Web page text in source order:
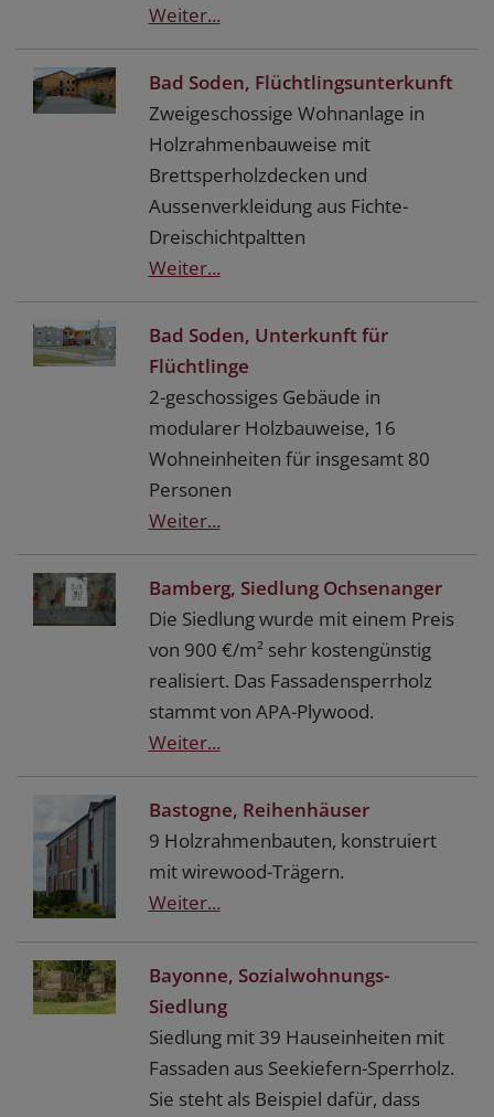
Weiter...
Bad Soden, Flüchtlingsunterkunft
Zweigeschossige Wohnanlage in
Holzrahmenbauweise mit
Brettsperholzdecken und
Aussenverkleidung aus Fichte-
Dreischichtpaltten
Weiter...
Bad Soden, Unterkunft für
Flüchtlinge
2-geschossiges Gebäude in
modularer Holzbauweise, 16
Wohneinheiten für insgesamt 80
Personen
Weiter...
Bamberg, Siedlung Ochsenanger
Die Siedlung wurde mit einem Preis
von 900 €/m² sehr kostengünstig
realisiert. Das Fassadensperrholz
stammt von APA-Plywood.
Weiter...
Bastogne, Reihenhäuser
9 Holzrahmenbauten, konstruiert
mit wirewood-Trägern.
Weiter...
Bayonne, Sozialwohnungs-
Siedlung
Siedlung mit 39 Hauseinheiten mit
Fassaden aus Seekiefern-Sperrholz.
Sie steht als Beispiel dafür, dass